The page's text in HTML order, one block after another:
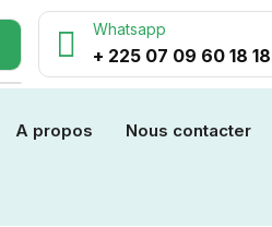
Whatsapp
+ 225 07 09 60 18 18
A propos Nous contacter